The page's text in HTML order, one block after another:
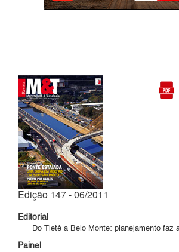
Edição 147 - 06/2011
Editorial
Do Tietê a Belo Monte: planejamento faz
Painel